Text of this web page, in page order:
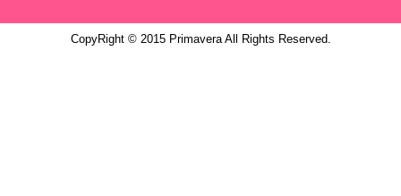
CopyRight © 2015 Primavera All Rights Reserved.